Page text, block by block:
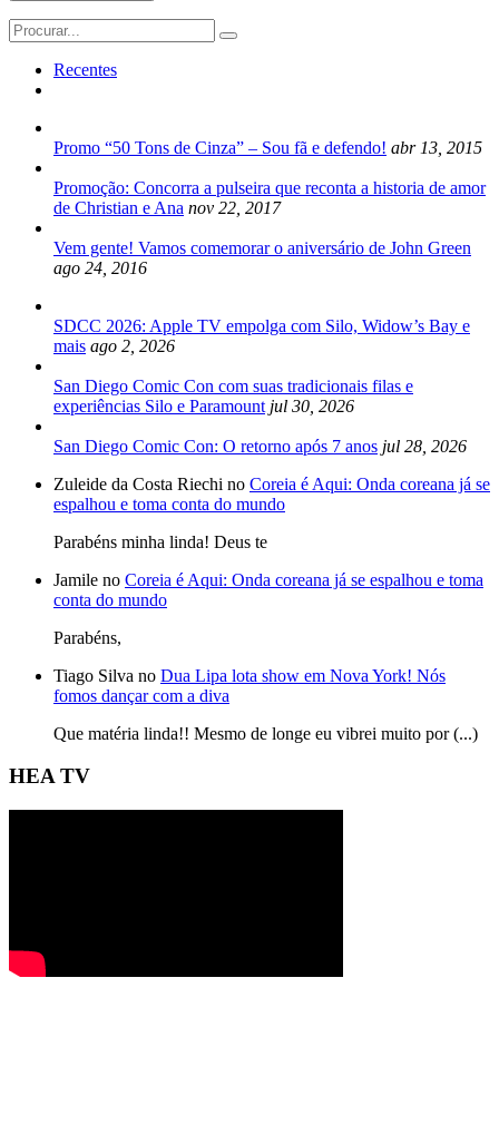
Search
for:
Recentes
Promo “50 Tons de Cinza” – Sou fã e defendo! abr 13, 2015
Promoção: Concorra a pulseira que reconta a historia de amor
de Christian e Ana nov 22, 2017
Vem gente! Vamos comemorar o aniversário de John Green
ago 24, 2016
SDCC 2026: Apple TV empolga com Silo, Widow’s Bay e
mais ago 2, 2026
San Diego Comic Con com suas tradicionais filas e
experiências Silo e Paramount jul 30, 2026
San Diego Comic Con: O retorno após 7 anos jul 28, 2026
Zuleide da Costa Riechi no Coreia é Aqui: Onda coreana já se
espalhou e toma conta do mundo
Parabéns minha linda! Deus te
Jamile no Coreia é Aqui: Onda coreana já se espalhou e toma
conta do mundo
Parabéns,
Tiago Silva no Dua Lipa lota show em Nova York! Nós
fomos dançar com a diva
Que matéria linda!! Mesmo de longe eu vibrei muito por (...)
HEA TV